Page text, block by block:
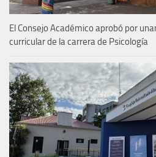
El Consejo Académico aprobó por
curricular de la carrera de Psicología